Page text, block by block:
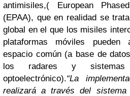
antimisiles,( European
(EPAA), que en realidad se
global en el que los misiles
plataformas móviles
espacio común (a base de
los radares y sistemas
optoelectrónico).“La
realizará a través del sistema